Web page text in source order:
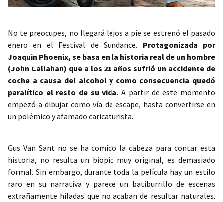
No te preocupes, no llegará lejos a pie se estrenó el pasado
enero en el Festival de Sundance. Protagonizada por
Joaquin Phoenix, se basa en la historia real de un hombre
(John Callahan) que a los 21 años sufrió un accidente de
coche a causa del alcohol y como consecuencia quedó
paralítico el resto de su vida. A partir de este momento
empezó a dibujar como vía de escape, hasta convertirse en
un polémico y afamado caricaturista.
Gus Van Sant no se ha comido la cabeza para contar esta
historia, no resulta un biopic muy original, es demasiado
formal. Sin embargo, durante toda la película hay un estilo
raro en su narrativa y parece un batiburrillo de escenas
extrañamente hiladas que no acaban de resultar naturales.